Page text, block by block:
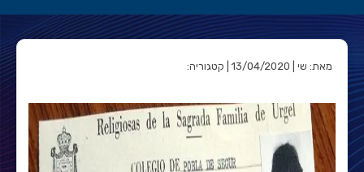
מאת: שי | 13/04/2020 | קטגוריה: